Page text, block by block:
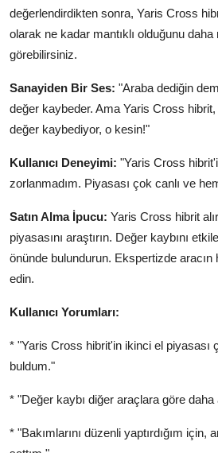
değerlendirdikten sonra, Yaris Cross
olarak ne kadar mantıklı olduğunu
görebilirsiniz.
Sanayiden Bir Ses: "Araba dediğin
değer kaybeder. Ama Yaris Cross
değer kaybediyor, o kesin!"
Kullanıcı Deneyimi: "Yaris Cross
zorlanmadım. Piyasası çok canlı ve
Satın Alma İpucu: Yaris Cross hibrit
piyasasını araştırın. Değer kaybını
önünde bulundurun. Ekspertizde aracın
edin.
Kullanıcı Yorumları:
* "Yaris Cross hibrit'in ikinci el piyasası
buldum."
* "Değer kaybı diğer araçlara göre daha
* "Bakımlarını düzenli yaptırdığım için,